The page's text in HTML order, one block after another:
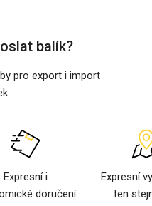
balík?
pro export i import
Expresní i
doručení
Expresní
ten